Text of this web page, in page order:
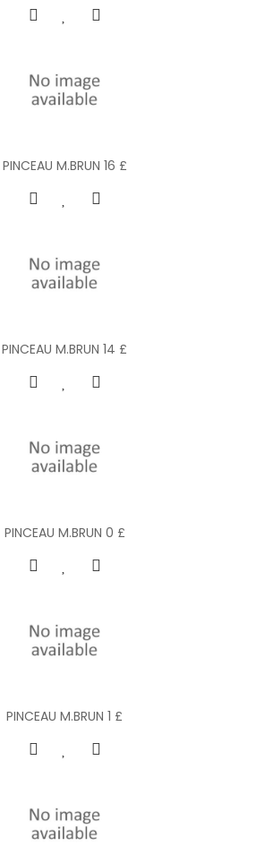
PINCEAU M.BRUN 16 £
PINCEAU M.BRUN 14 £
PINCEAU M.BRUN 0 £
PINCEAU M.BRUN 1 £